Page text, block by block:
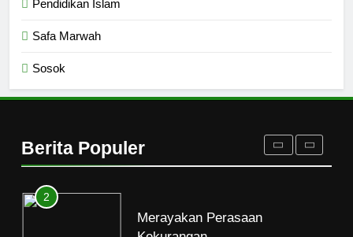
Pendidikan Islam
Safa Marwah
Sosok
Berita PopulerMerayakan Perasaan